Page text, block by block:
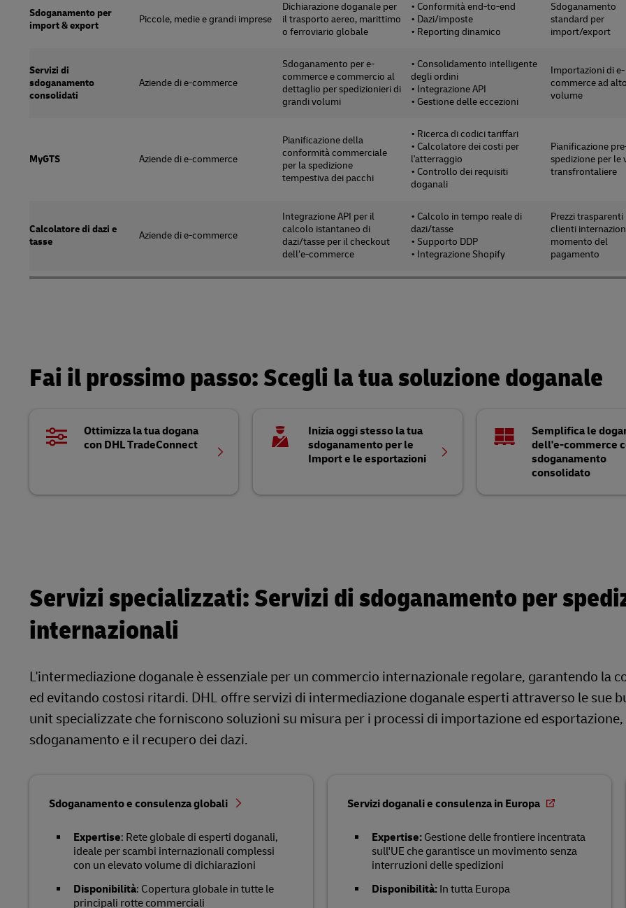
Sdoganamento per
import & export
Piccole, medie e grandi imprese
Dichiarazione doganale per
il trasporto aereo, marittimo
o ferroviario globale
• Conformità end-to-end
• Dazi/imposte
• Reporting dinamico
Sdoganamento
standard per
import/export
Servizi di
sdoganamento
consolidati
Aziende di e-commerce
Sdoganamento per e-
commerce e commercio al
dettaglio per spedizionieri di
grandi volumi
• Consolidamento intelligente
degli ordini
• Integrazione API
• Gestione delle eccezioni
Importazioni di e-
commerce ad alto
volume
MyGTS Aziende di e-commerce
Pianificazione della
conformità commerciale
per la spedizione
tempestiva dei pacchi
• Ricerca di codici tariffari
• Calcolatore dei costi per
l'atterraggio
• Controllo dei requisiti
doganali
Pianificazione
spedizione per le
transfrontaliere
Calcolatore di dazi e
tasse
Aziende di e-commerce
Integrazione API per il
calcolo istantaneo di
dazi/tasse per il checkout
dell’e-commerce
• Calcolo in tempo reale di
dazi/tasse
• Supporto DDP
• Integrazione Shopify
Prezzi trasparenti
clienti
momento del
pagamento
Fai il prossimo passo: Scegli la tua soluzione doganale
Ottimizza la tua dogana
con DHL TradeConnect
Inizia oggi stesso la tua
sdoganamento per le
Import e le esportazioni
Semplifica le
dell'e-commerce
sdoganamento
consolidato
Servizi specializzati: Servizi di sdoganamento per
internazionali
L'intermediazione doganale è essenziale per un commercio internazionale regolare, garantendo la
ed evitando costosi ritardi. DHL offre servizi di intermediazione doganale esperti attraverso le sue
unit specializzate che forniscono soluzioni su misura per i processi di importazione ed esportazione,
sdoganamento e il recupero dei dazi.
Sdoganamento e consulenza globali
Expertise: Rete globale di esperti doganali,
ideale per scambi internazionali complessi
con un elevato volume di dichiarazioni
Disponibilità: Copertura globale in tutte le
principali rotte commerciali
Servizi doganali e consulenza in Europa
Expertise: Gestione delle frontiere incentrata
sull'UE che garantisce un movimento senza
interruzioni delle spedizioni
Disponibilità: In tutta Europa